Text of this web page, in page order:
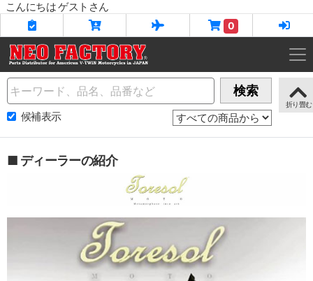
こんにちは ゲストさん
0
Name 検索
候補表示
■ ディーラーの紹介